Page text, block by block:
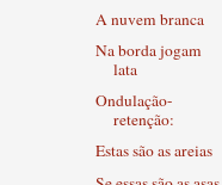
A nuvem branca
Na borda jogam
lata
Ondulação-
retenção:
Estas são as areias